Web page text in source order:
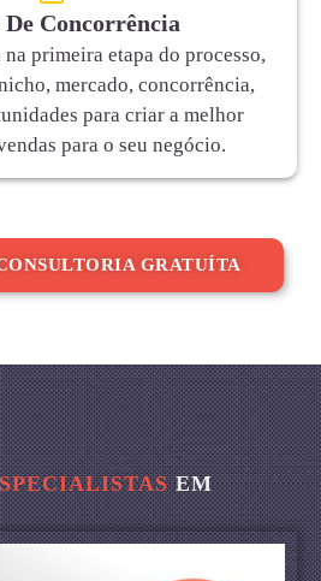
De Concorrência
na primeira etapa do processo,
mercado, concorrência,
para criar a melhor
para o seu negócio.
GRATUÍTA
EM